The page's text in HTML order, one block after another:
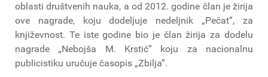
oblasti društvenih nauka, a od 2012. godine član je žirija
ove nagrade, koju dodeljuje nedeljnik „Pečat”, za
književnost. Te iste godine bio je član žirija za dodelu
nagrade „Nebojša M. Krstić” koju za nacionalnu
publicistiku uručuje časopis „Zbilja”.